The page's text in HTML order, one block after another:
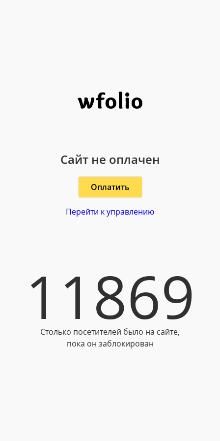
Сайт не оплачен
Оплатить
Перейти к управлению
11869
Столько посетителей было на сайте,
пока он заблокирован